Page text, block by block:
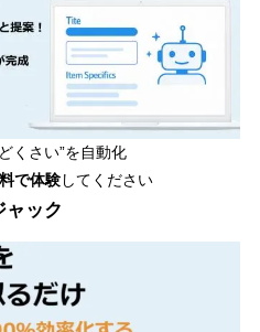
くさい”を自動化
で体験してください
ック